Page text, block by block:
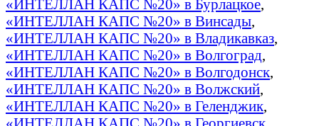
«ИНТЕЛЛАН КАПС №20» в Бурлацкое,
«ИНТЕЛЛАН КАПС №20» в Винсады,
«ИНТЕЛЛАН КАПС №20» в Владикавказ,
«ИНТЕЛЛАН КАПС №20» в Волгоград,
«ИНТЕЛЛАН КАПС №20» в Волгодонск,
«ИНТЕЛЛАН КАПС №20» в Волжский,
«ИНТЕЛЛАН КАПС №20» в Геленджик,